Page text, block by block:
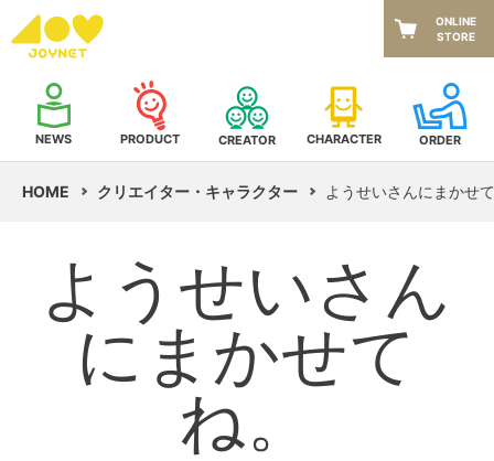
NEWS PRODUCT CREATOR CHARACTER ORDER
ONLINE
STORE
HOME クリエイター・キャラクター ようせいさんにまかせ
ようせいさん
にまかせて
ね。